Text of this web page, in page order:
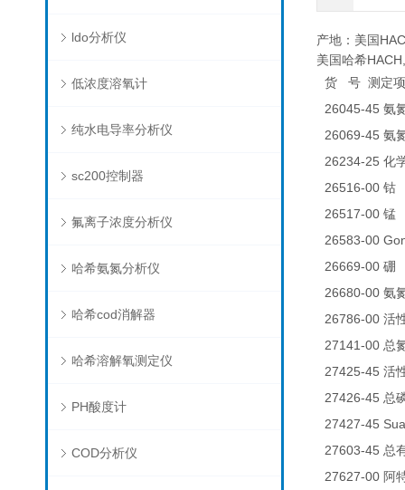
ldo分析仪
低浓度溶氧计
纯水电导率分析仪
sc200控制器
氟离子浓度分析仪
哈希氨氮分析仪
哈希cod消解器
哈希溶解氧测定仪
PH酸度计
COD分析仪
产地：美国
美国哈希
货 号 测定
26045-45 氨
26069-45 氨
26234-25 化
26516-00 钴
26517-00 锰
26583-00
26669-00 硼
26680-00 氨
26786-00 活
27141-00 总
27425-45 活
27426-45 总
27427-45
27603-45 总
27627-00 阿